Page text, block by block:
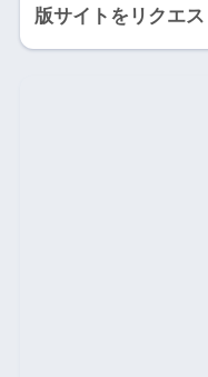
版サイトをリクエス